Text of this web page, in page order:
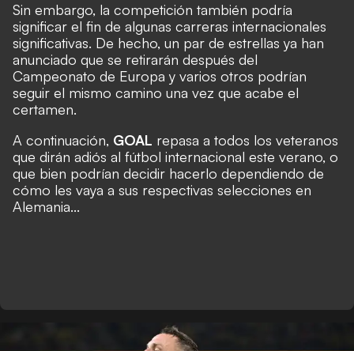
Sin embargo, la competición también podría
significar el fin de algunas carreras internacionales
significativas. De hecho, un par de estrellas ya han
anunciado que se retirarán después del
Campeonato de Europa y varios otros podrían
seguir el mismo camino una vez que acabe el
certamen.
A continuación, GOAL repasa a todos los veteranos
que dirán adiós al fútbol internacional este verano, o
que bien podrían decidir hacerlo dependiendo de
cómo les vaya a sus respectivas selecciones en
Alemania...